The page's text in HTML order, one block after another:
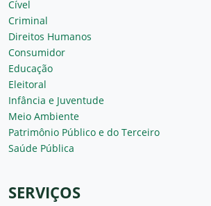
Cível
Criminal
Direitos Humanos
Consumidor
Educação
Eleitoral
Infância e Juventude
Meio Ambiente
Patrimônio Público e do Terceiro
Saúde Pública
SERVIÇOS